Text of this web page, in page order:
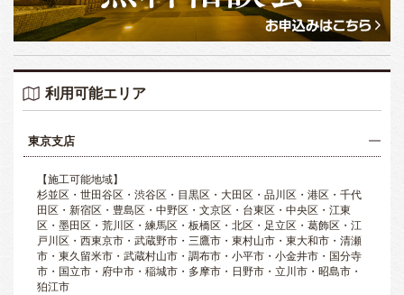
利用可能エリア
東京支店
【施工可能地域】
杉並区・世田谷区・渋谷区・目黒区・大田区・品川区・港区・千代
田区・新宿区・豊島区・中野区・文京区・台東区・中央区・江東
区・墨田区・荒川区・練馬区・板橋区・北区・足立区・葛飾区・江
戸川区・西東京市・武蔵野市・三鷹市・東村山市・東大和市・清瀬
市・東久留米市・武蔵村山市・調布市・小平市・小金井市・国分寺
市・国立市・府中市・稲城市・多摩市・日野市・立川市・昭島市・
狛江市